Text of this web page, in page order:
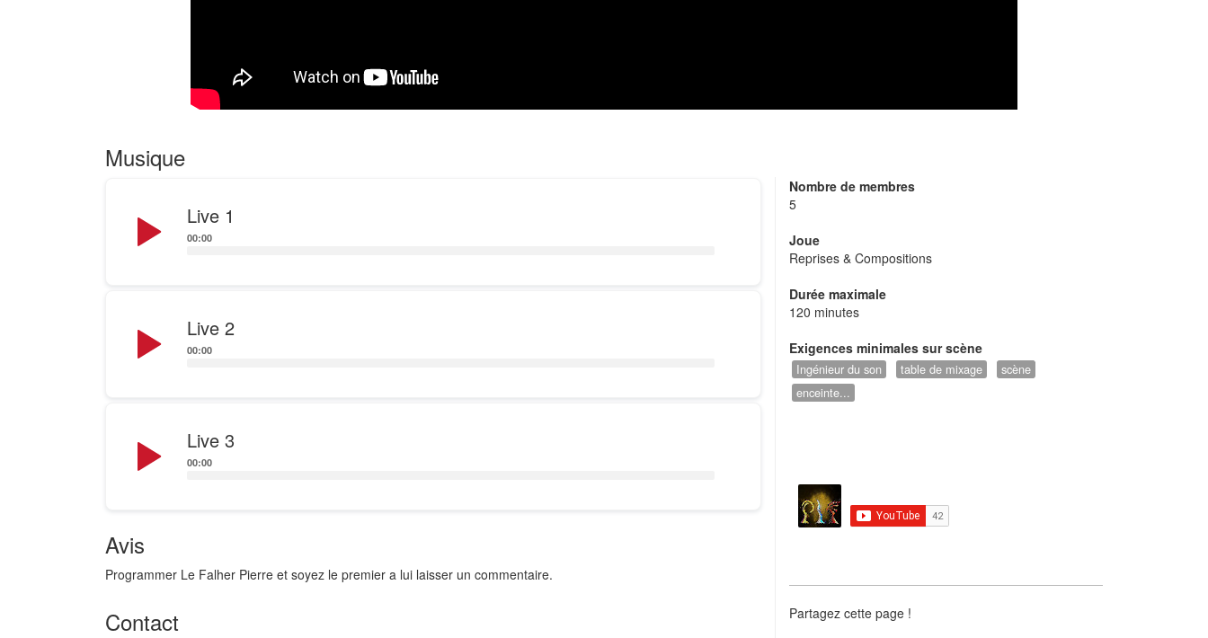
Musique
Live 1
Player
00:00
Live 2
Player
00:00
Live 3
Player
00:00
Avis
Programmer Le Falher Pierre et soyez le premier a lui laisser un commentaire.
Contact
Nombre de membres
5
Joue
Reprises & Compositions
Durée maximale
120 minutes
Exigences minimales sur scène
Ingénieur du son table de mixage
scène
enceinte...
Partagez cette page !